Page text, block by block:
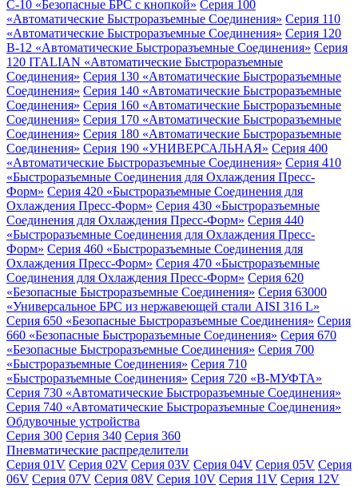
C-10 «Безопасные БРС с кнопкой» Серия 100
«Автоматические Быстроразъемные Соединения» Серия 110
«Автоматические Быстроразъемные Соединения» Серия 120
B-12 «Автоматические Быстроразъемные Соединения» Серия
120 ITALIAN «Автоматические Быстроразъемные
Соединения» Серия 130 «Автоматические Быстроразъемные
Соединения» Серия 140 «Автоматические Быстроразъемные
Соединения» Серия 160 «Автоматические Быстроразъемные
Соединения» Серия 170 «Автоматические Быстроразъемные
Соединения» Серия 180 «Автоматические Быстроразъемные
Соединения» Серия 190 «УНИВЕРСАЛЬНАЯ» Серия 400
«Автоматические Быстроразъемные Соединения» Серия 410
«Быстроразъемные Соединения для Охлаждения Пресс-
Форм» Серия 420 «Быстроразъемные Соединения для
Охлаждения Пресс-Форм» Серия 430 «Быстроразъемные
Соединения для Охлаждения Пресс-Форм» Серия 440
«Быстроразъемные Соединения для Охлаждения Пресс-
Форм» Серия 460 «Быстроразъемные Соединения для
Охлаждения Пресс-Форм» Серия 470 «Быстроразъемные
Соединения для Охлаждения Пресс-Форм» Серия 620
«Безопасные Быстроразъемные Соединения» Серия 63000
«Универсальное БРС из нержавеющей стали AISI 316 L»
Серия 650 «Безопасные Быстроразъемные Соединения» Серия
660 «Безопасные Быстроразъемные Соединения» Серия 670
«Безопасные Быстроразъемные Соединения» Серия 700
«Быстроразъемные Соединения» Серия 710
«Быстроразъемные Соединения» Серия 720 «B-МУФТА»
Серия 730 «Автоматические Быстроразъемные Соединения»
Серия 740 «Автоматические Быстроразъемные Соединения»
Обдувочные устройства
Серия 300 Серия 340 Серия 360
Пневматические распределители
Серия 01V Серия 02V Серия 03V Серия 04V Серия 05V Серия
06V Серия 07V Серия 08V Серия 10V Серия 11V Серия 12V